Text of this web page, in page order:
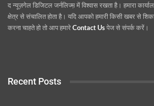
द न्यूज़गेल डिजिटल जर्नलिज्म़ में विश्वास रखता है। हमारा
क्षेत्र से संचालित होता है। यदि आपको हमारी किसी खबर से
करना चाहते हो तो आप हमारेContact Usपेज से संपर्क करें।
Recent Posts